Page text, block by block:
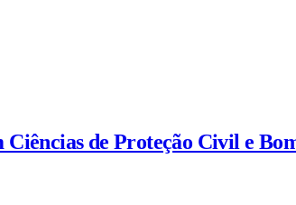
de Proteção Civil e